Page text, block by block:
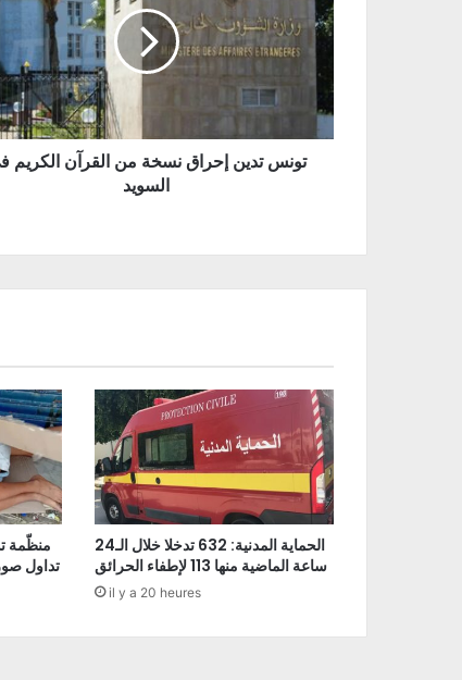
تونس تدين إحراق نسخة من القرآن الكريم
السويد
منظّمة
تداول
الحماية المدنية: 632 تدخلا خلال الـ24
ساعة الماضية منها 113 لإطفاء الحرائق
il y a 20 heures